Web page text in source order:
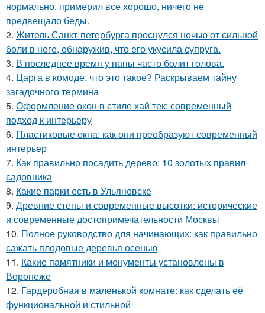
нормально, примерил все хорошо, ничего не
предвещало беды.
2. Житель Санкт-петербурга проснулся ночью от сильной
боли в ноге, обнаружив, что его укусила супруга.
3. В последнее время у папы часто болит голова.
4. Царга в комоде: что это такое? Раскрываем тайну
загадочного термина
5. Оформление окон в стиле хай тек: современный
подход к интерьеру
6. Пластиковые окна: как они преобразуют современный
интерьер
7. Как правильно посадить дерево: 10 золотых правил
садовника
8. Какие парки есть в Ульяновске
9. Древние стены и современные высотки: исторические
и современные достопримечательности Москвы
10. Полное руководство для начинающих: как правильно
сажать плодовые деревья осенью
11. Какие памятники и монументы установлены в
Воронеже
12. Гардеробная в маленькой комнате: как сделать её
функциональной и стильной